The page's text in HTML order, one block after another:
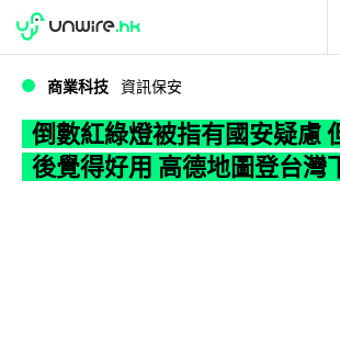
WWDC 2026
商業科技 資訊保安
倒數紅綠燈被指有國安疑慮
後覺得好用 高德地圖登台灣